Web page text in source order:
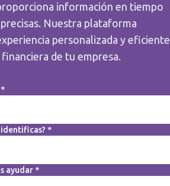
información en tiempo
Nuestra plataforma
personalizada y eficiente
de tu empresa.
*
ayudar *